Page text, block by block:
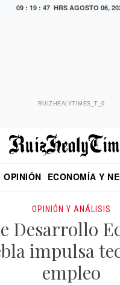
09 : 19 : 48 HRS AGOSTO 06,
RUIZHEALYTIMES_T_0
OPINIÓN ECONOMÍA Y
OPINIÓN Y ANÁLISIS
Desarrollo
impulsa
empleo